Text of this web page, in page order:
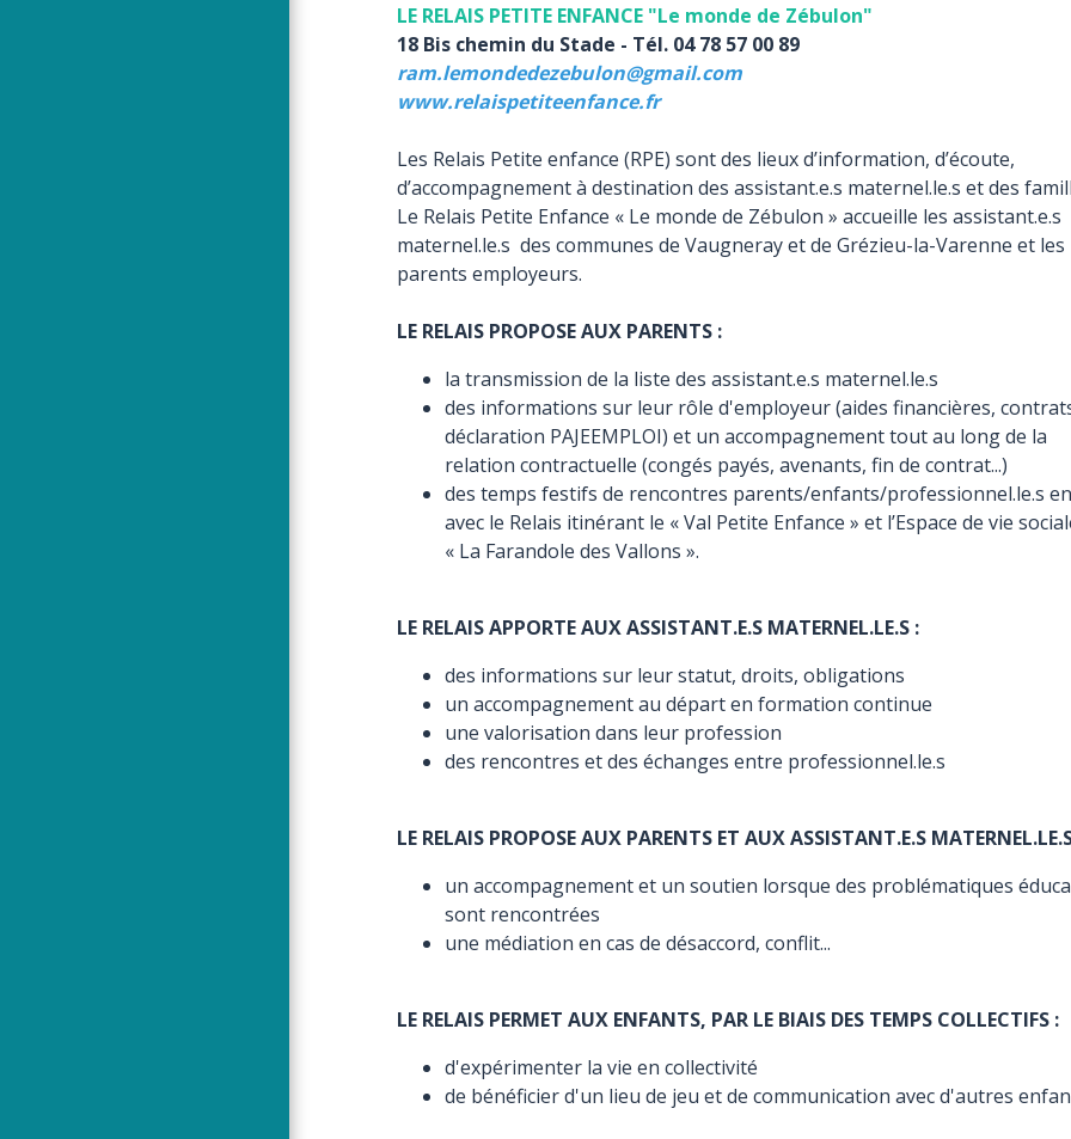
LE RELAIS PETITE ENFANCE "Le monde de Zébulon"
18 Bis chemin du Stade - Tél. 04 78 57 00 89
ram.lemondedezebulon@gmail.com
www.relaispetiteenfance.fr
Les Relais Petite enfance (RPE) sont des lieux d’information, d’écoute,
d’accompagnement à destination des assistant.e.s maternel.le.s et des
Le Relais Petite Enfance « Le monde de Zébulon » accueille les assistant.e.s
maternel.le.s des communes de Vaugneray et de Grézieu-la-Varenne et les
parents employeurs.
LE RELAIS PROPOSE AUX PARENTS :
la transmission de la liste des assistant.e.s maternel.le.s
des informations sur leur rôle d'employeur (aides financières,
déclaration PAJEEMPLOI) et un accompagnement tout au long de la
relation contractuelle (congés payés, avenants, fin de contrat...)
des temps festifs de rencontres parents/enfants/professionnel.le.s
avec le Relais itinérant le « Val Petite Enfance » et l’Espace de vie
« La Farandole des Vallons ».
LE RELAIS APPORTE AUX ASSISTANT.E.S MATERNEL.LE.S :
des informations sur leur statut, droits, obligations
un accompagnement au départ en formation continue
une valorisation dans leur profession
des rencontres et des échanges entre professionnel.le.s
LE RELAIS PROPOSE AUX PARENTS ET AUX ASSISTANT.E.S
un accompagnement et un soutien lorsque des problématiques
sont rencontrées
une médiation en cas de désaccord, conflit...
LE RELAIS PERMET AUX ENFANTS, PAR LE BIAIS DES TEMPS COLLECTIFS :
d'expérimenter la vie en collectivité
de bénéficier d'un lieu de jeu et de communication avec d'autres